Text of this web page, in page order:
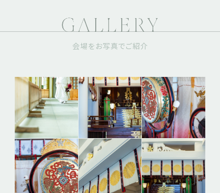
会場をお写真でご紹介